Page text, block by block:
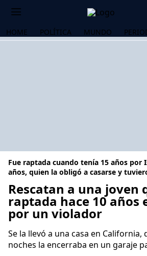
HOME POLÍTICA MUNDO
Fue raptada cuando tenía 15 años por
años, quien la obligó a casarse y
Rescatan a una joven
raptada hace 10 años
por un violador
Se la llevó a una casa en California,
noches la encerraba en un garaje